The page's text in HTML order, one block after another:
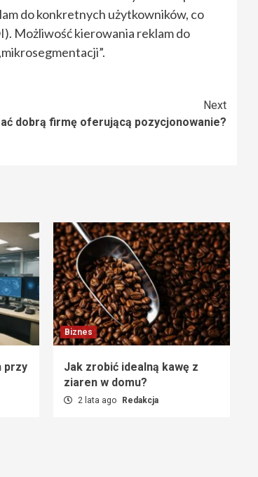
do konkretnych użytkowników, co
Możliwość kierowania reklam do
Next
dobrą firmę oferującą pozycjonowanie?
przy
Biznes
Jak zrobić idealną kawę z
ziaren w domu?
2 lata ago Redakcja